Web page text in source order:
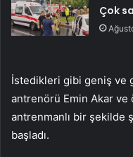
Çok
İstedikleri gibi geniş ve
antrenörü Emin Akar
antrenmanlı bir şekilde
başladı.